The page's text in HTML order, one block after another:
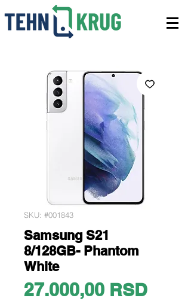
SKU: #001843
Samsung S21
8/128GB- Phantom
White
27.000,00 RSDPrice